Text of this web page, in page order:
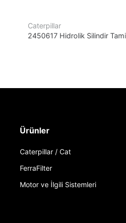
Caterpillar
2450617 Hidrolik Silindir
Ürünler
Caterpillar / Cat
FerraFilter
Motor ve İlgili Sistemleri